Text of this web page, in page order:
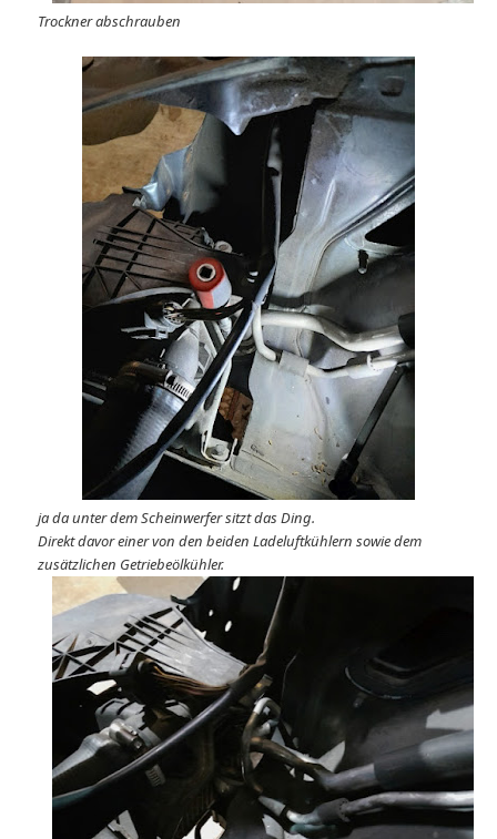
Trockner abschrauben
ja da unter dem Scheinwerfer sitzt das Ding.
Direkt davor einer von den beiden Ladeluftkühlern sowie dem
zusätzlichen Getriebeölkühler.